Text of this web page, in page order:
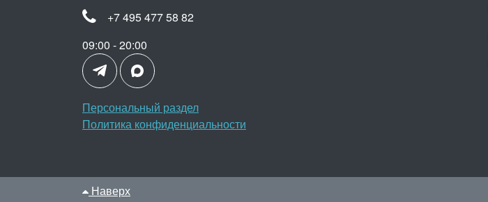
+7 495 477 58 82
09:00 - 20:00
Персональный раздел
Политика конфиденциальности
Наверх